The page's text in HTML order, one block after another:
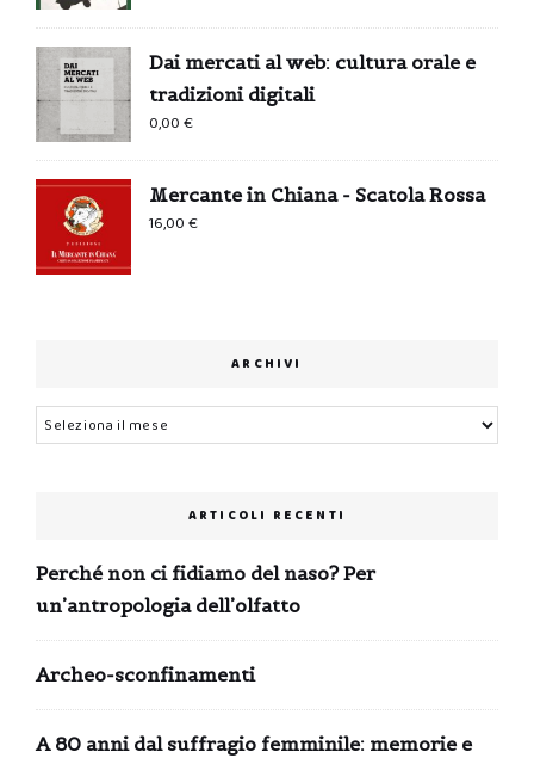
Dai mercati al web: cultura orale e
tradizioni digitali
0,00€
Mercante in Chiana - Scatola Rossa
16,00€
ARCHIVI
Archivi
ARTICOLI RECENTI
Perché non ci fidiamo del naso? Per
un’antropologia dell’olfatto
Archeo-sconfinamenti
A 80 anni dal suffragio femminile: memorie e